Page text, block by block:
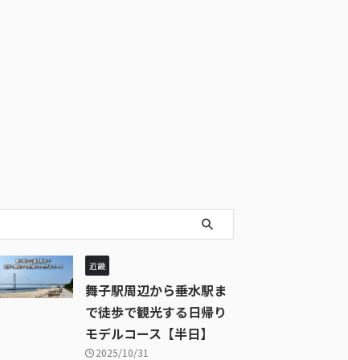
近畿
舞子駅周辺から垂水駅ま
で徒歩で観光する日帰り
モデルコース【半日】
2025/10/31